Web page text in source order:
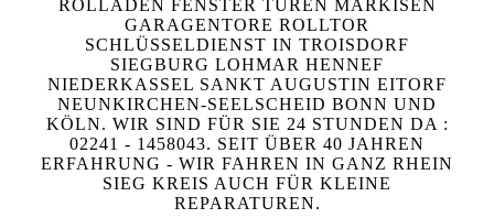
ROLLADEN FENSTER TÜREN MARKISEN
GARAGENTORE ROLLTOR
SCHLÜSSELDIENST IN TROISDORF
SIEGBURG LOHMAR HENNEF
NIEDERKASSEL SANKT AUGUSTIN EITORF
NEUNKIRCHEN-SEELSCHEID BONN UND
KÖLN. WIR SIND FÜR SIE 24 STUNDEN DA :
02241 - 1458043. SEIT ÜBER 40 JAHREN
ERFAHRUNG - WIR FAHREN IN GANZ RHEIN
SIEG KREIS AUCH FÜR KLEINE
REPARATUREN.